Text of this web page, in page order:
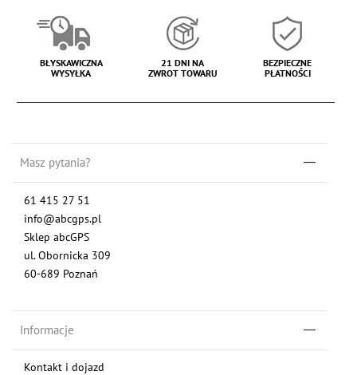
BŁYSKAWICZNA
WYSYŁKA
21 DNI NA
ZWROT TOWARU
BEZPIECZNE
PŁATNOŚCI
Masz pytania?
61 415 27 51
info@abcgps.pl
Sklep abcGPS
ul. Obornicka 309
60-689 Poznań
Informacje
Kontakt i dojazd